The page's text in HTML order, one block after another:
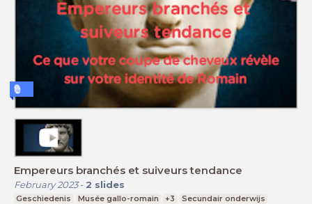
Empereurs branchés et suiveurs tendance
February 2023- 2 slides
Geschiedenis Musée gallo-romain +3
Secundair onderwijs